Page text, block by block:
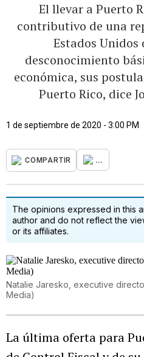
El llevar a Puerto
contributivo de una
Estados
desconocimiento
económica, sus
Puerto Rico, dice
1 de septiembre de 2020 - 3:00 PM
COMPARTIR ...
The opinions expressed in this
author and do not reflect the
or its affiliates.
Natalie Jaresko, executive
Media)
La última oferta para